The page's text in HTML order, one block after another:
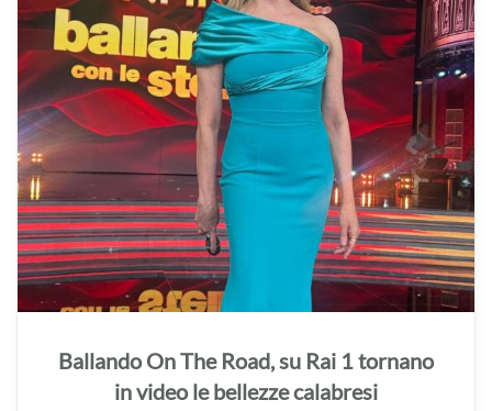
Ballando On The Road, su Rai 1 tornano
in video le bellezze calabresi